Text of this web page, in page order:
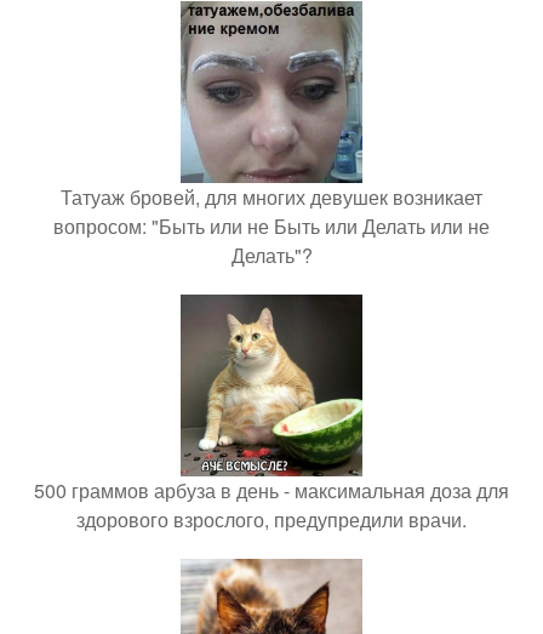
Татуаж бровей, для многих девушек возникает
вопросом: "Быть или не Быть или Делать или не
Делать"?
500 граммов арбуза в день - максимальная доза для
здорового взрослого, предупредили врачи.